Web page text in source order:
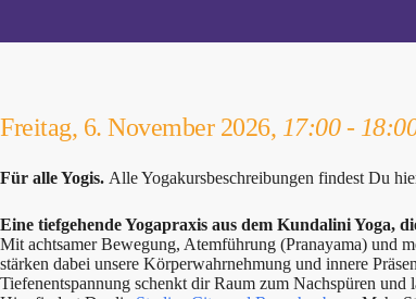
Freitag, 6. November 2026, 17:00 -
Für alle Yogis. Alle Yogakursbeschreibungen findest Du
Eine tiefgehende Yogapraxis aus dem Kundalini Yoga,
Mit achtsamer Bewegung, Atemführung (Pranayama) und
stärken dabei unsere Körperwahrnehmung und innere
Tiefenentspannung schenkt dir Raum zum Nachspüren